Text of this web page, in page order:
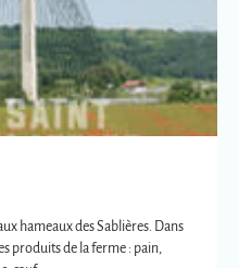
hameaux des Sablières. Dans
produits de la ferme : pain,